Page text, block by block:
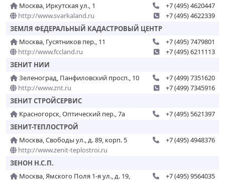
Москва, Иркутская ул., 1
http://www.svarkaland.ru
+7 (495) 4620447
+7 (495) 4622339
ЗЕМЛЯ ФЕДЕРАЛЬНЫЙ КАДАСТРОВЫЙ ЦЕНТР
Москва, Гусятников пер., 11
http://www.fccland.ru
+7 (495) 7479801
+7 (495) 6211113
ЗЕНИТ НИИ
Зеленоград, Панфиловский просп., 10
http://www.znt.ru
+7 (499) 7351620
+7 (499) 7345916
ЗЕНИТ СТРОЙСЕРВИС
Красногорск, Оптический пер., 7а
+7 (495) 5621397
ЗЕНИТ-ТЕПЛОСТРОЙ
Москва, Свободы ул., д. 89, корп. 5
http://www.zenit-teplostroi.ru
+7 (495) 4948376
ЗЕНОН Н.С.П.
Москва, Ямского Поля 1-я ул., д. 19,
+7 (495) 9564035